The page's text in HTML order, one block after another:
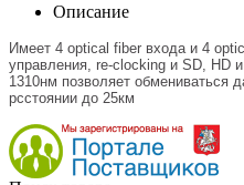
Описание
Имеет 4 optical fiber входа и 4
управления, re-clocking и SD, HD
1310нм позволяет обмениваться
рсстоянии до 25км